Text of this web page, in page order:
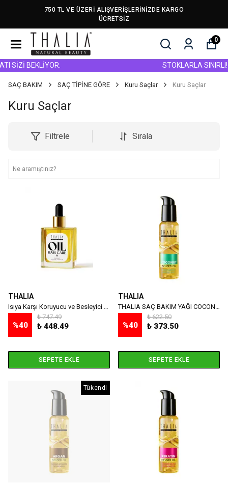
750 TL VE ÜZERİ ALIŞVERİŞLERİNİZDE KARGO
ÜCRETSİZ
0
BEKLİYOR. STOKLARLA SINIRLI!
SAÇ BAKIM SAÇ TİPİNE GÖRE Kuru Saçlar Kuru Saçlar
Kuru Saçlar
Filtrele Sırala
THALIA
Isıya Karşı Koruyucu ve Besleyici Saç Bakım Yağı
%40
₺ 747.49
₺ 448.49
SEPETE EKLE
THALIA
THALIA SAÇ BAKIM YAĞI COCONUT 100 ML
%40
₺ 622.50
₺ 373.50
SEPETE EKLE
Tükendi